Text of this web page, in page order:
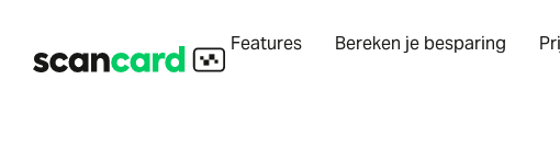
Features Bereken je besparing